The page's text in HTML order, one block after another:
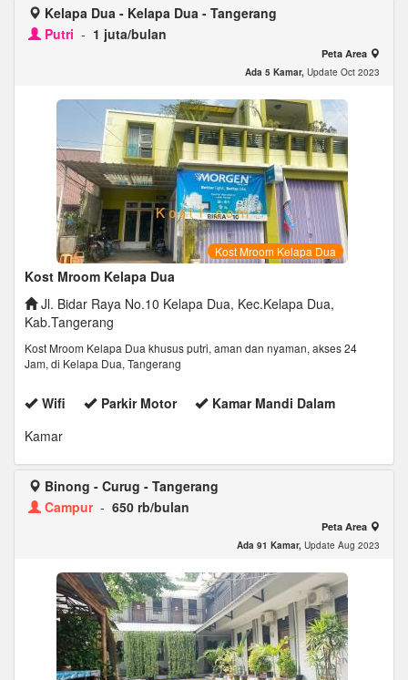
Kelapa Dua - Kelapa Dua - Tangerang
Putri - 1 juta/bulan
Peta Area
Ada 5 Kamar, Update Oct 2023
Kost Mroom Kelapa Dua
Kost Mroom Kelapa Dua
Jl. Bidar Raya No.10 Kelapa Dua, Kec.Kelapa Dua,
Kab.Tangerang
Kost Mroom Kelapa Dua khusus putri, aman dan nyaman, akses 24
Jam, di Kelapa Dua, Tangerang
Wifi Parkir Motor
Kamar Mandi Dalam
Kamar
Binong - Curug - Tangerang
Campur- 650 rb/bulan
Peta Area
Ada 91 Kamar, Update Aug 2023